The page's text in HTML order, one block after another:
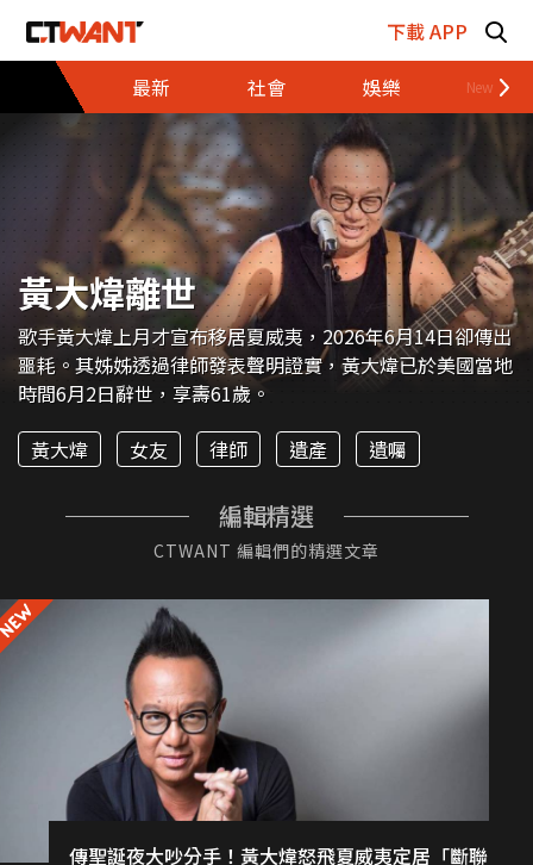
下載 APP
最新
社會 娛樂 財經
黃大煒離世
歌手黃大煒上月才宣布移居夏威夷，2026年6月14日卻傳出
噩耗。其姊姊透過律師發表聲明證實，黃大煒已於美國當地
時間6月2日辭世，享壽61歲。
黃大煒
女友 律師 遺產 遺囑
編輯精選
CTWANT 編輯們的精選文章
傳聖誕夜大吵分手！黃大煒怒飛夏威夷定居「斷聯